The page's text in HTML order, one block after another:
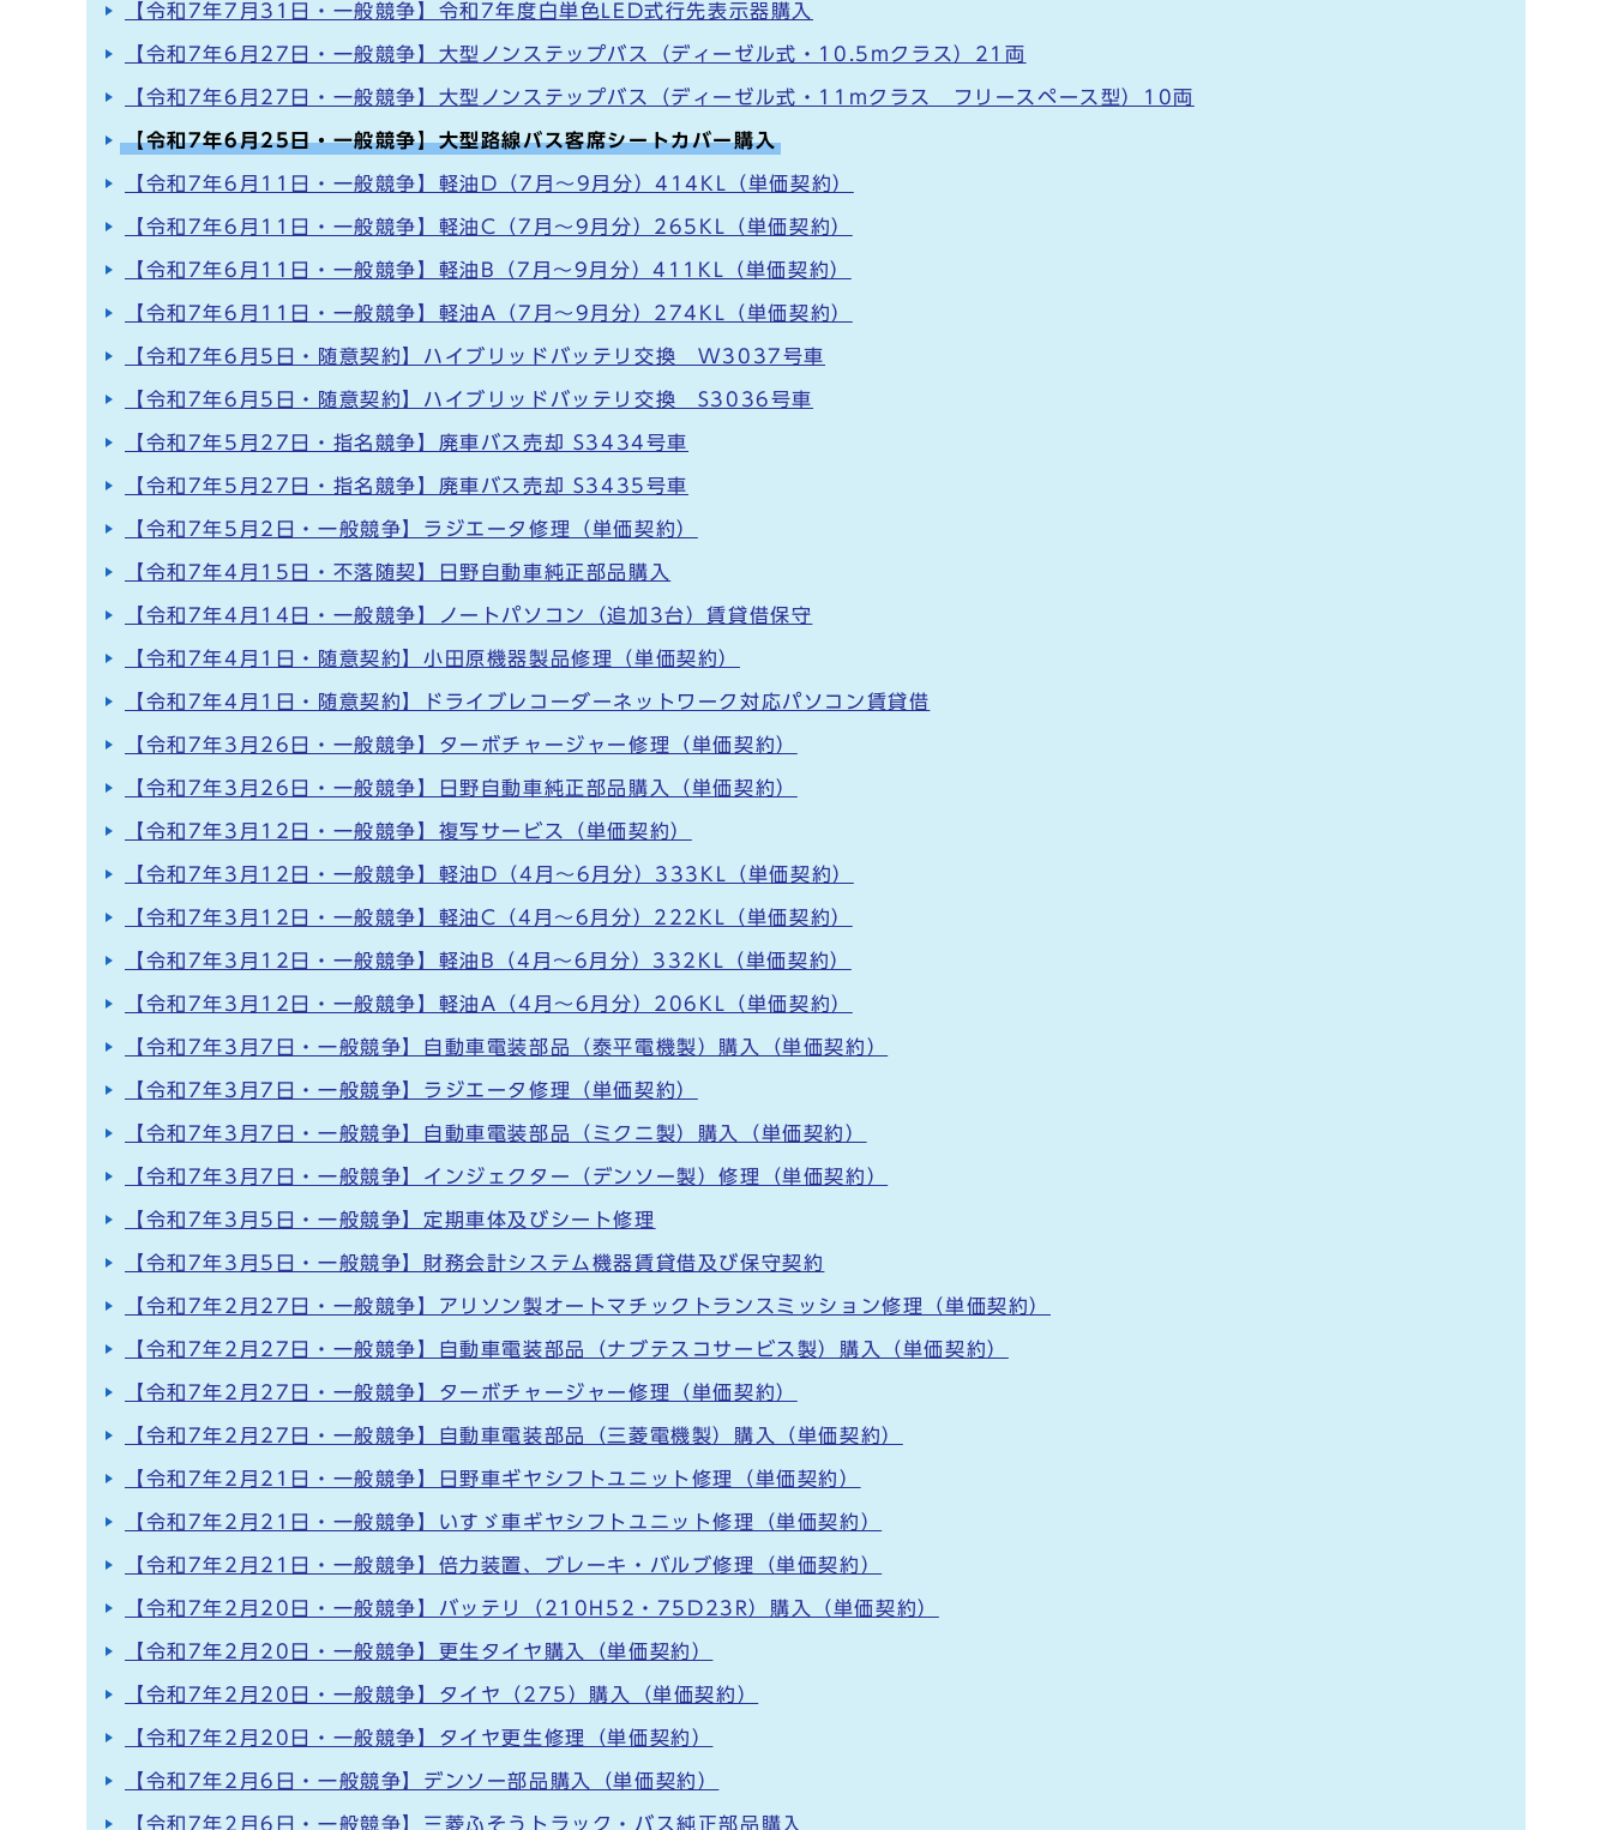
【令和7年7月31日・一般競争】令和7年度白単色LED式行先表示器購入
【令和7年6月27日・一般競争】大型ノンステップバス（ディーゼル式・10.5mクラス）21両
【令和7年6月27日・一般競争】大型ノンステップバス（ディーゼル式・11mクラス フリースペース型）10両
【令和7年6月25日・一般競争】大型路線バス客席シートカバー購入
【令和7年6月11日・一般競争】軽油D（7月～9月分）414KL（単価契約）
【令和7年6月11日・一般競争】軽油C（7月～9月分）265KL（単価契約）
【令和7年6月11日・一般競争】軽油B（7月～9月分）411KL（単価契約）
【令和7年6月11日・一般競争】軽油A（7月～9月分）274KL（単価契約）
【令和7年6月5日・随意契約】ハイブリッドバッテリ交換 W3037号車
【令和7年6月5日・随意契約】ハイブリッドバッテリ交換 S3036号車
【令和7年5月27日・指名競争】廃車バス売却 S3434号車
【令和7年5月27日・指名競争】廃車バス売却 S3435号車
【令和7年5月2日・一般競争】ラジエータ修理（単価契約）
【令和7年4月15日・不落随契】日野自動車純正部品購入
【令和7年4月14日・一般競争】ノートパソコン（追加3台）賃貸借保守
【令和7年4月1日・随意契約】小田原機器製品修理（単価契約）
【令和7年4月1日・随意契約】ドライブレコーダーネットワーク対応パソコン賃貸借
【令和7年3月26日・一般競争】ターボチャージャー修理（単価契約）
【令和7年3月26日・一般競争】日野自動車純正部品購入（単価契約）
【令和7年3月12日・一般競争】複写サービス（単価契約）
【令和7年3月12日・一般競争】軽油D（4月～6月分）333KL（単価契約）
【令和7年3月12日・一般競争】軽油C（4月～6月分）222KL（単価契約）
【令和7年3月12日・一般競争】軽油B（4月～6月分）332KL（単価契約）
【令和7年3月12日・一般競争】軽油A（4月～6月分）206KL（単価契約）
【令和7年3月7日・一般競争】自動車電装部品（泰平電機製）購入（単価契約）
【令和7年3月7日・一般競争】ラジエータ修理（単価契約）
【令和7年3月7日・一般競争】自動車電装部品（ミクニ製）購入（単価契約）
【令和7年3月7日・一般競争】インジェクター（デンソー製）修理（単価契約）
【令和7年3月5日・一般競争】定期車体及びシート修理
【令和7年3月5日・一般競争】財務会計システム機器賃貸借及び保守契約
【令和7年2月27日・一般競争】アリソン製オートマチックトランスミッション修理（単価契約）
【令和7年2月27日・一般競争】自動車電装部品（ナブテスコサービス製）購入（単価契約）
【令和7年2月27日・一般競争】ターボチャージャー修理（単価契約）
【令和7年2月27日・一般競争】自動車電装部品（三菱電機製）購入（単価契約）
【令和7年2月21日・一般競争】日野車ギヤシフトユニット修理（単価契約）
【令和7年2月21日・一般競争】いすゞ車ギヤシフトユニット修理（単価契約）
【令和7年2月21日・一般競争】倍力装置、ブレーキ・バルブ修理（単価契約）
【令和7年2月20日・一般競争】バッテリ（210H52・75D23R）購入（単価契約）
【令和7年2月20日・一般競争】更生タイヤ購入（単価契約）
【令和7年2月20日・一般競争】タイヤ（275）購入（単価契約）
【令和7年2月20日・一般競争】タイヤ更生修理（単価契約）
【令和7年2月6日・一般競争】デンソー部品購入（単価契約）
【令和7年2月6日・一般競争】三菱ふそうトラック・バス純正部品購入